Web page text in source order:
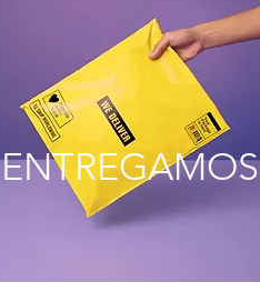
ENTREGAMOS